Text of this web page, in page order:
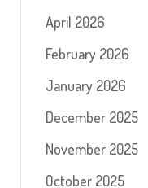
April 2026
February 2026
January 2026
December 2025
November 2025
October 2025